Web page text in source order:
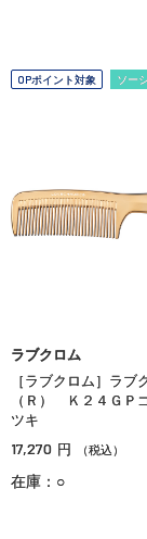
OPポイント対象 ソー
ラブクロム
［ラブクロム］ラブ
（Ｒ） Ｋ２４ＧＰ
ツキ
17,270 円 （税込）
在庫：○